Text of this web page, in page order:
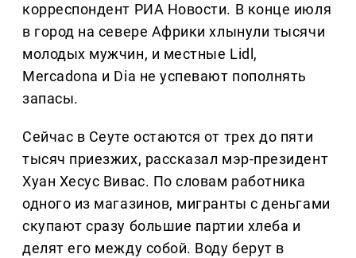
корреспондент РИА Новости. В конце июля
в город на севере Африки хлынули тысячи
молодых мужчин, и местные Lidl,
Mercadona и Dia не успевают пополнять
запасы.
Сейчас в Сеуте остаются от трех до пяти
тысяч приезжих, рассказал мэр-президент
Хуан Хесус Вивас. По словам работника
одного из магазинов, мигранты с деньгами
скупают сразу большие партии хлеба и
делят его между собой. Воду берут в